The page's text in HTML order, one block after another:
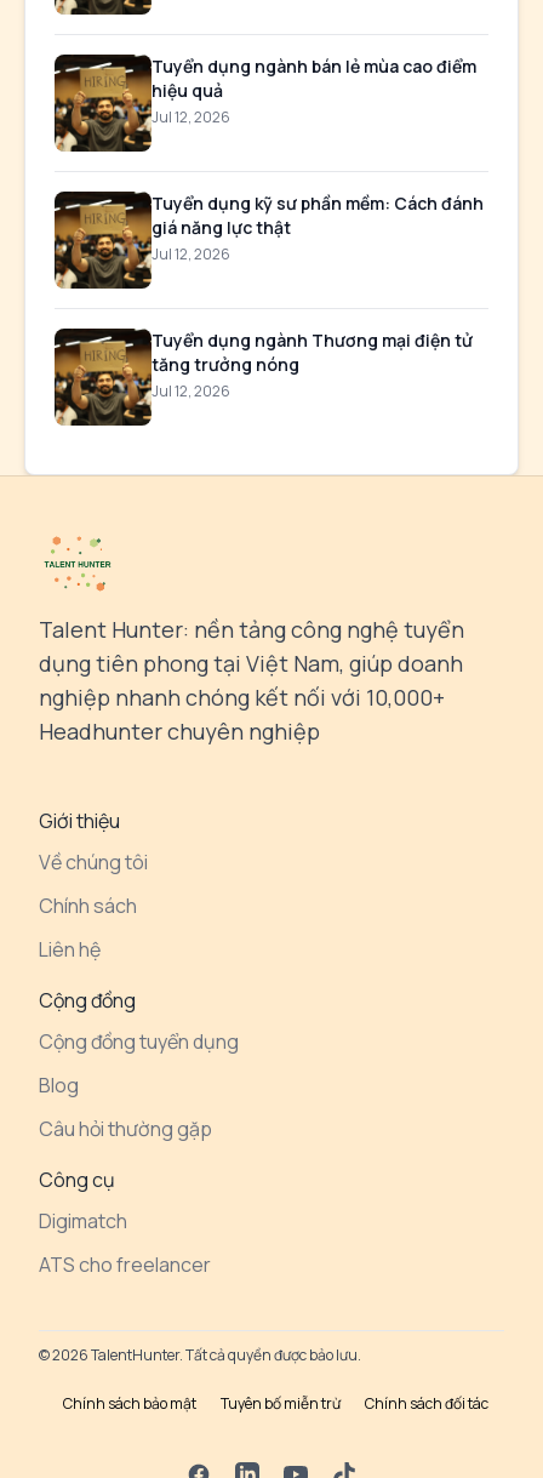
Tuyển dụng ngành bán lẻ mùa cao điểm
hiệu quả
Jul 12, 2026
Tuyển dụng kỹ sư phần mềm: Cách đánh
giá năng lực thật
Jul 12, 2026
Tuyển dụng ngành Thương mại điện tử
tăng trưởng nóng
Jul 12, 2026
Talent Hunter: nền tảng công nghệ tuyển
dụng tiên phong tại Việt Nam, giúp doanh
nghiệp nhanh chóng kết nối với 10,000+
Headhunter chuyên nghiệp
Giới thiệu
Về chúng tôi
Chính sách
Liên hệ
Cộng đồng
Cộng đồng tuyển dụng
Blog
Câu hỏi thường gặp
Công cụ
Digimatch
ATS cho freelancer
© 2026 TalentHunter. Tất cả quyền được bảo lưu.
Chính sách bảo mật Tuyên bố miễn trừ Chính sách đối tác